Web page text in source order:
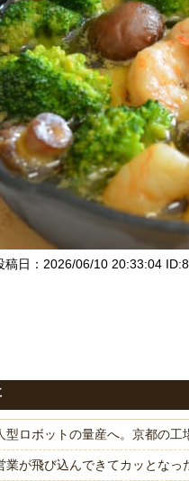
稿日：2026/06/10 20:33:04
型ロボットの量産へ。京都の工
業が飛び込んできてカッとな